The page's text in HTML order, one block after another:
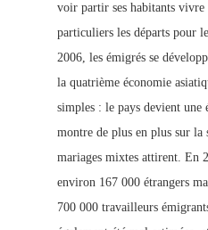
voir partir ses habitants vivre
particuliers les départs pour
2006, les émigrés se
la quatrième économie
simples : le pays devient une
montre de plus en plus sur la
mariages mixtes attirent. En
environ 167 000 étrangers
700 000 travailleurs